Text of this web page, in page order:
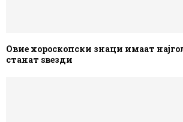
Овие хороскопски знаци имаат
станат ѕвезди